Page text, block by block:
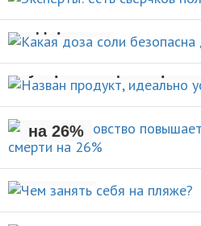
НОВОСТИ
здоровья
НОВОСТИ
Назван продукт,
устраняющий стресс
НОВОСТИ
Раннее отцовство
риск
на 26%
НОВОСТИ
Чем занять себя на
пляже?
АКТИВНЫЙ ОТДЫХ
Рождение ребенка